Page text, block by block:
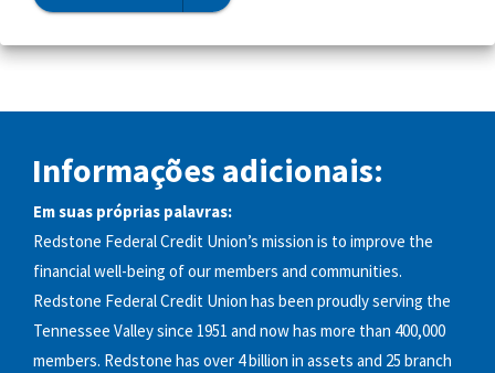
Informações adicionais:
Em suas próprias palavras:
Redstone Federal Credit Union’s mission is to improve the
financial well-being of our members and communities.
Redstone Federal Credit Union has been proudly serving the
Tennessee Valley since 1951 and now has more than 400,000
members. Redstone has over 4 billion in assets and 25 branch